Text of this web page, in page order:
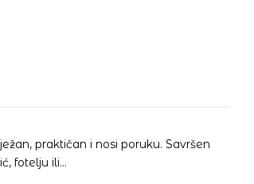
praktičan i nosi poruku. Savršen
fotelju ili…